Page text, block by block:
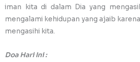
iman kita di dalam Dia yang
mengalami kehidupan yang ajaib
mengasihi kita.
Doa Hari Ini :